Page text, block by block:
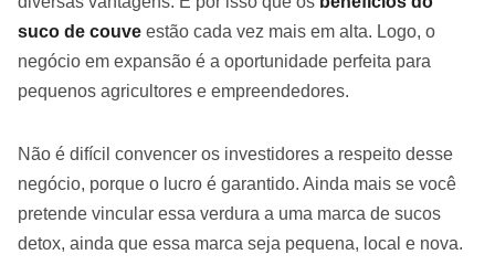
suco de couve estão cada vez mais em alta. Logo, o
negócio em expansão é a oportunidade perfeita para
pequenos agricultores e empreendedores.
Não é difícil convencer os investidores a respeito desse
negócio, porque o lucro é garantido. Ainda mais se você
pretende vincular essa verdura a uma marca de sucos
detox, ainda que essa marca seja pequena, local e nova.